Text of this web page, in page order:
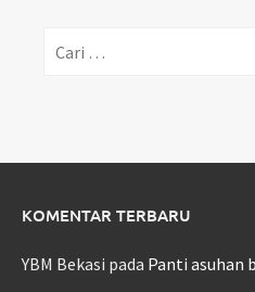
untuk:
KOMENTAR TERBARU
YBM Bekasi pada Panti asuhan